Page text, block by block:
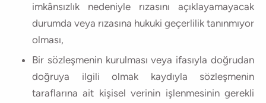
imkânsızlık nedeniyle rızasını açıklayamayacak
durumda veya rızasına hukuki geçerlilik tanınmıyor
olması,
Bir sözleşmenin kurulması veya ifasıyla doğrudan
doğruya ilgili olmak kaydıyla sözleşmenin
taraflarına ait kişisel verinin işlenmesinin gerekli